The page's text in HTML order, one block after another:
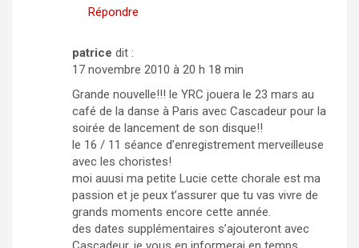
Répondre
patrice dit :
17 novembre 2010 à 20 h 18 min
Grande nouvelle!!! le YRC jouera le 23 mars au
café de la danse à Paris avec Cascadeur pour la
soirée de lancement de son disque!!
le 16 / 11 séance d’enregistrement merveilleuse
avec les choristes!
moi auusi ma petite Lucie cette chorale est ma
passion et je peux t’assurer que tu vas vivre de
grands moments encore cette année.
des dates supplémentaires s’ajouteront avec